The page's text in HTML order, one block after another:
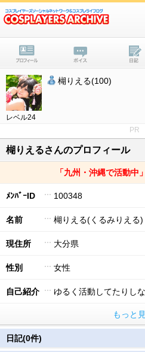
レベル24
楜りえる(100)
PR
楜りえるさんのプロフィール
「九州・沖縄で活動中」
ﾒﾝﾊﾞｰID 100348
名前 楜りえる(くるみりえる)
現住所 大分県
性別 女性
自己紹介 ゆるく活動してたりしな
もっと
日記(0件)